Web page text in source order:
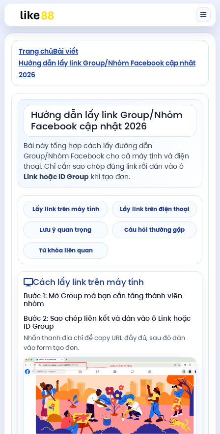
Trang chủBài viết
Hướng dẫn lấy link Group/Nhóm Facebook cập nhật
2026
Hướng dẫn lấy link Group/Nhóm
Facebook cập nhật 2026
Bài này tổng hợp cách lấy đường dẫn
Group/Nhóm Facebook cho cả máy tính và điện
thoại. Chỉ cần sao chép đúng link rồi dán vào ô
Link hoặc ID Group khi tạo đơn.
Lấy link trên máy tính Lấy link trên điện thoại
Lưu ý quan trọng Câu hỏi thường gặp
Từ khóa liên quan
Cách lấy link trên máy tính
Bước 1: Mở Group mà bạn cần tăng thành viên
nhóm
Bước 2: Sao chép liên kết và dán vào ô Link hoặc
ID Group
Nhấn thanh địa chỉ để copy URL đầy đủ, sau đó dán
vào form tạo đơn.